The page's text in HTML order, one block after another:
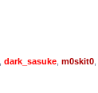
dark_sasuke m0skit0